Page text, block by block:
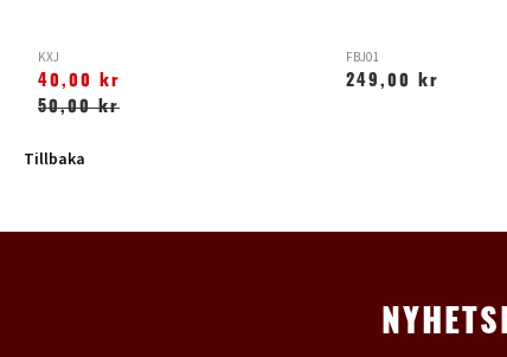
KXJ
40,00 kr
50,00 kr
FBJ01
249,00 kr
Tillbaka